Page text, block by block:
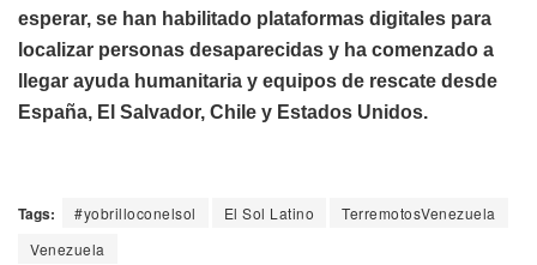
esperar, se han habilitado plataformas digitales para
localizar personas desaparecidas y ha comenzado a
llegar ayuda humanitaria y equipos de rescate desde
España, El Salvador, Chile y Estados Unidos.
Tags: #yobrilloconelsol El Sol Latino
TerremotosVenezuela
Venezuela